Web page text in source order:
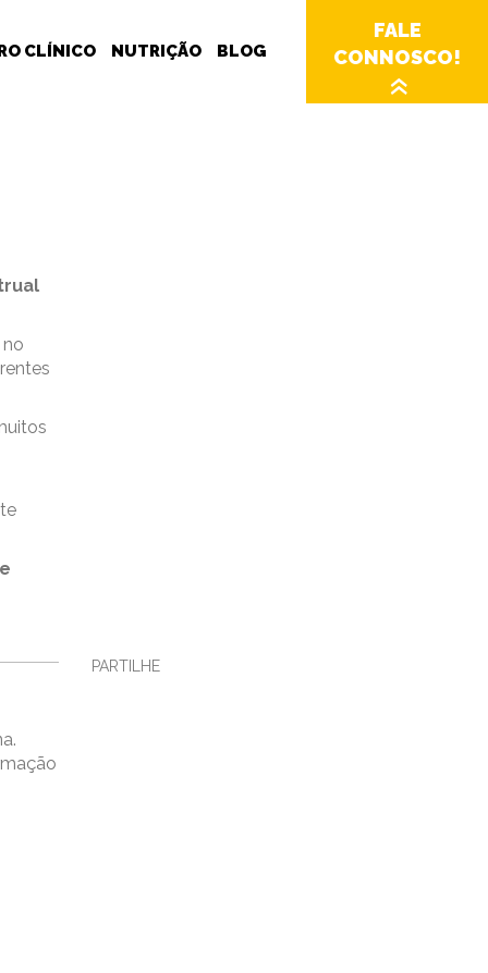
CLÍNICO NUTRIÇÃO BLOG
FALE
CONNOSCO!
»
PARTILHE